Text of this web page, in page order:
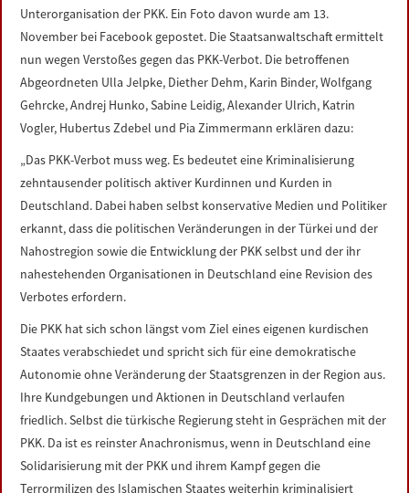
Unterorganisation der PKK. Ein Foto davon wurde am 13.
November bei Facebook gepostet. Die Staatsanwaltschaft ermittelt
nun wegen Verstoßes gegen das PKK-Verbot. Die betroffenen
Abgeordneten Ulla Jelpke, Diether Dehm, Karin Binder, Wolfgang
Gehrcke, Andrej Hunko, Sabine Leidig, Alexander Ulrich, Katrin
Vogler, Hubertus Zdebel und Pia Zimmermann erklären dazu:
„Das PKK-Verbot muss weg. Es bedeutet eine Kriminalisierung
zehntausender politisch aktiver Kurdinnen und Kurden in
Deutschland. Dabei haben selbst konservative Medien und Politiker
erkannt, dass die politischen Veränderungen in der Türkei und der
Nahostregion sowie die Entwicklung der PKK selbst und der ihr
nahestehenden Organisationen in Deutschland eine Revision des
Verbotes erfordern.
Die PKK hat sich schon längst vom Ziel eines eigenen kurdischen
Staates verabschiedet und spricht sich für eine demokratische
Autonomie ohne Veränderung der Staatsgrenzen in der Region aus.
Ihre Kundgebungen und Aktionen in Deutschland verlaufen
friedlich. Selbst die türkische Regierung steht in Gesprächen mit der
PKK. Da ist es reinster Anachronismus, wenn in Deutschland eine
Solidarisierung mit der PKK und ihrem Kampf gegen die
Terrormilizen des Islamischen Staates weiterhin kriminalisiert